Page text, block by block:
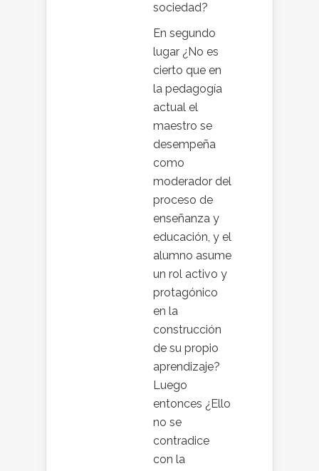
sociedad?
En segundo
lugar ¿No es
cierto que en
la pedagogía
actual el
maestro se
desempeña
como
moderador del
proceso de
enseñanza y
educación, y el
alumno asume
un rol activo y
protagónico
en la
construcción
de su propio
aprendizaje?
Luego
entonces ¿Ello
no se
contradice
con la